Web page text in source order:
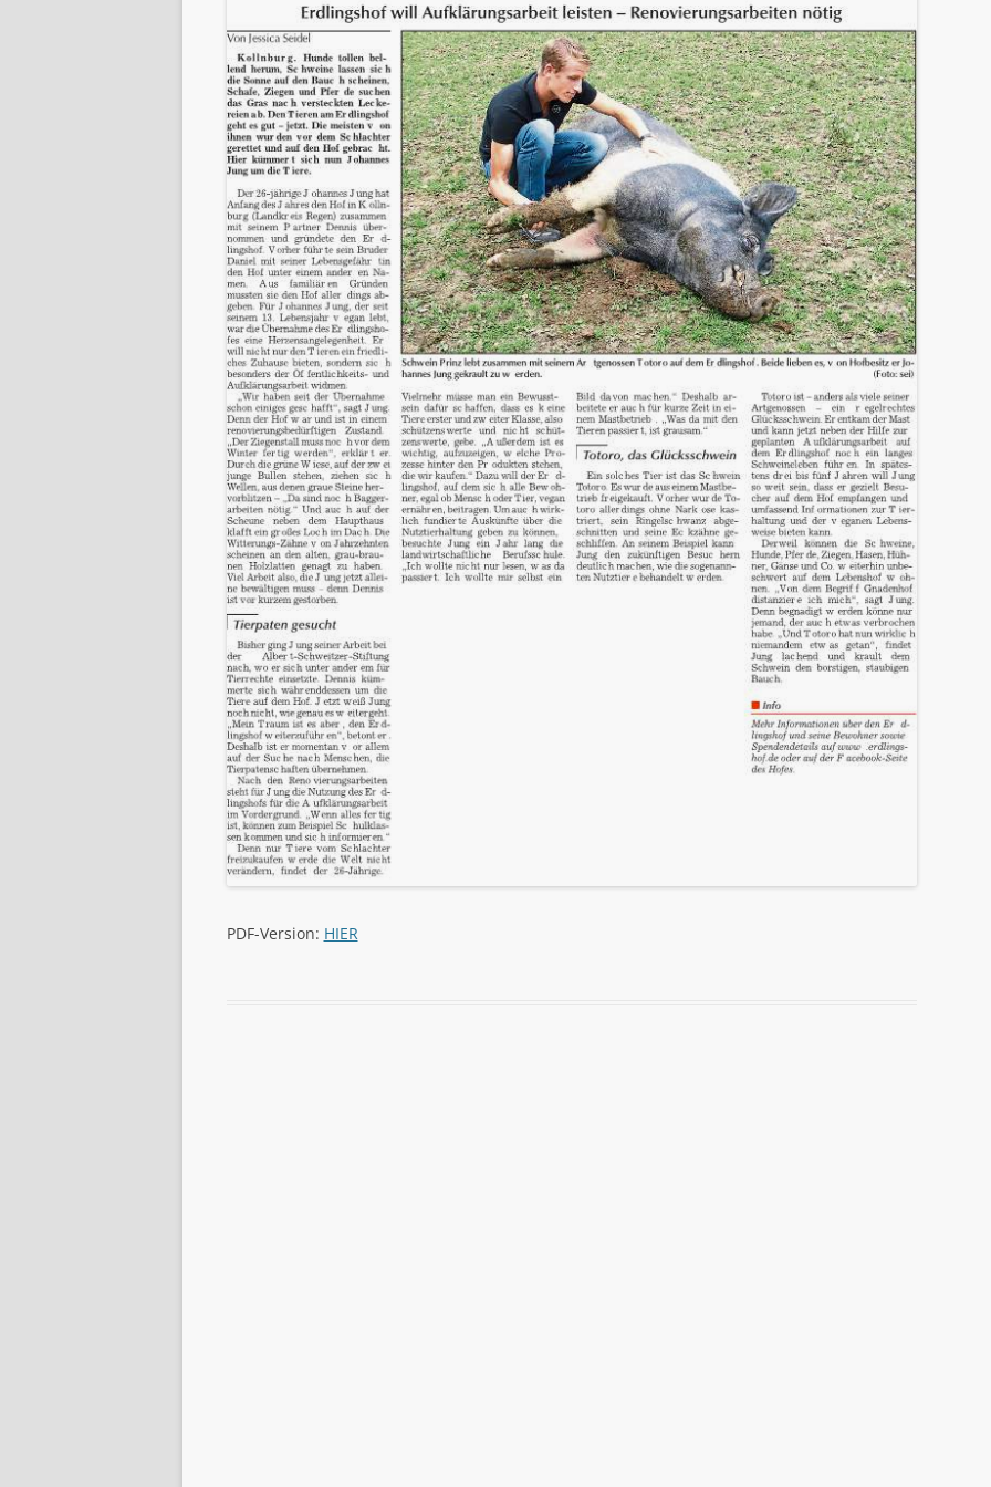
PDF-Version: HIER